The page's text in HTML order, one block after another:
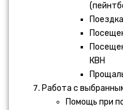
КВН
Работа с
Помощь при